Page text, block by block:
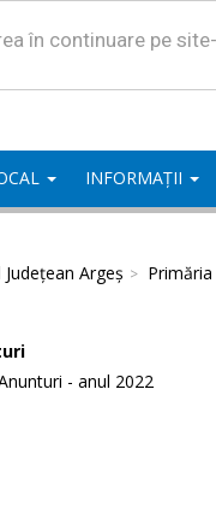
în continuare pe
INFORMAȚII
Județean Argeș
- anul 2022